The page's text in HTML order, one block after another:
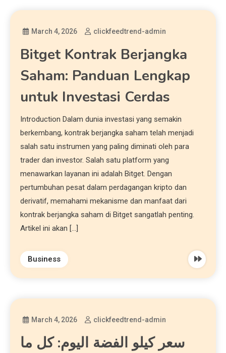
March 4, 2026 clickfeedtrend-admin
Bitget Kontrak Berjangka
Saham: Panduan Lengkap
untuk Investasi Cerdas
Introduction Dalam dunia investasi yang semakin
berkembang, kontrak berjangka saham telah menjadi
salah satu instrumen yang paling diminati oleh para
trader dan investor. Salah satu platform yang
menawarkan layanan ini adalah Bitget. Dengan
pertumbuhan pesat dalam perdagangan kripto dan
derivatif, memahami mekanisme dan manfaat dari
kontrak berjangka saham di Bitget sangatlah penting.
Artikel ini akan […]
Business
March 4, 2026 clickfeedtrend-admin
سعر كيلو الفضة اليوم: كل ما